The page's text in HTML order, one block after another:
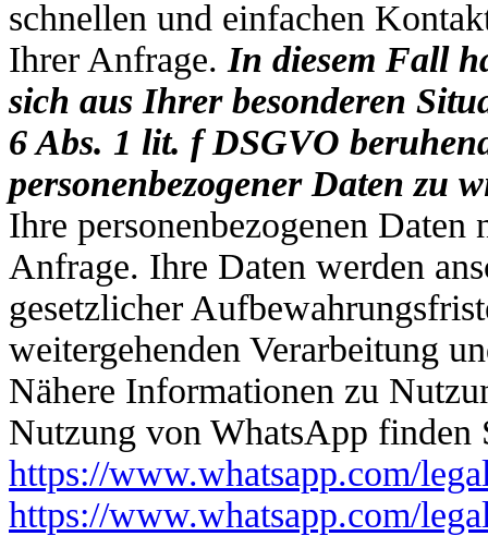
schnellen und einfachen
Ihrer Anfrage. In diesem Fall
sich aus Ihrer besonderen
6 Abs. 1 lit. f DSGVO
personenbezogener Daten zu
Ihre personenbezogenen
Anfrage. Ihre Daten werden
gesetzlicher
weitergehenden Verarbeitung
Nähere Informationen zu
Nutzung von WhatsApp finden
https://www.whatsapp.com/
https://www.whatsapp.com/